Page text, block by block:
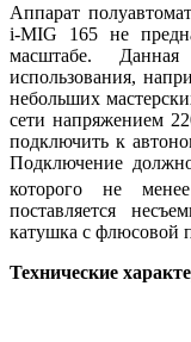
Аппарат
i-MIG 165 не
масштабе.
использования,
небольших
сети напряжением
подключить к
Подключение
которого не
поставляется
катушка с флюсовой
Технические